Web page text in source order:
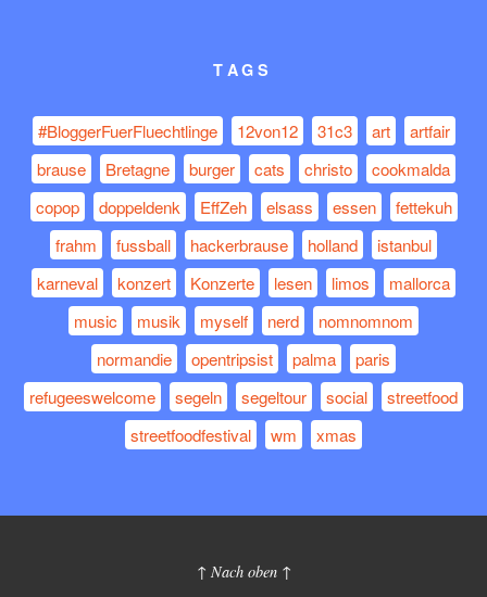
TAGS
#BloggerFuerFluechtlinge 12von12 31c3 art
artfair
brause
Bretagne burger cats christo
cookmalda
copop
doppeldenk EffZeh elsass essen
fettekuh
frahm
fussball hackerbrause holland
istanbul
karneval
konzert Konzerte lesen limos
mallorca
music
musik myself nerd
nomnomnom
normandie
opentripsist palma
paris
refugeeswelcome
segeln segeltour social
streetfood
streetfoodfestival
wm xmas
↑ Nach oben ↑